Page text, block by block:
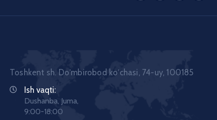
Toshkent sh. Doʼmbirobod koʼchasi, 74-uy, 100185
Ish vaqti:
Dushanba, Juma,
9:00-18:00